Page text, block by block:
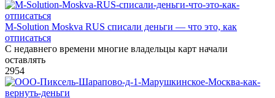
M-Solution Moskva RUS списали деньги — что это, как
отписаться
С недавнего времени многие владельцы карт начали
оставлять
2954